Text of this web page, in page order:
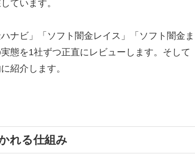
ています。
ナビ」「ソフト闇金レイス」「ソフト闇金ま
態を1社ずつ正直にレビューします。そして
紹介します。
れる仕組み